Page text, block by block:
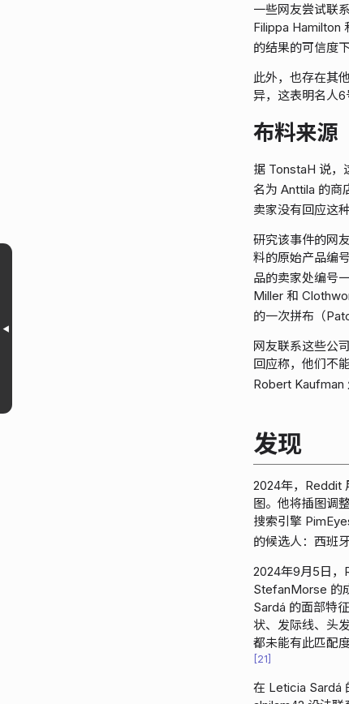
一些网友尝试联
Filippa Hamilton
的结果的可信度下
此外，也存在其
异，这表明名人6
布料来源
据 TonstaH 说，
名为 Anttila 的商
卖家没有回应这
研究该事件的网
料的原始产品编
品的卖家处编号一
Miller 和
的一次拼布（
网友联系这些公
回应称，他们不
Robert Kaufman
发现
2024年，Reddit
图。他将插图调
搜索引擎
的候选人：西班
2024年9月5日
StefanMorse 的
Sardá 的面部特
状、发际线、头
都未能有此匹配
21
在 Leticia Sardá